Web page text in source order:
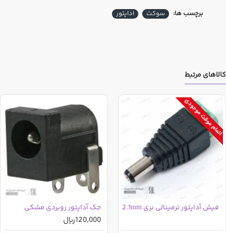
برچسب ها: سوکت اداپتور
کالاهای مرتبط
اتمام موقت موجودی
فیش آداپتور ترمینالی نری 2.1mm جک آداپتور روبردی مشکی
120,000ریال